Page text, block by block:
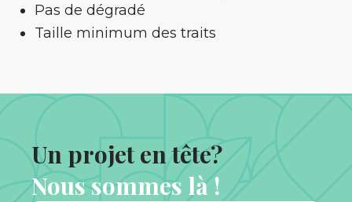
Pas de dégradé
Taille minimum des traits
Un projet en tête?
Nous sommes là !